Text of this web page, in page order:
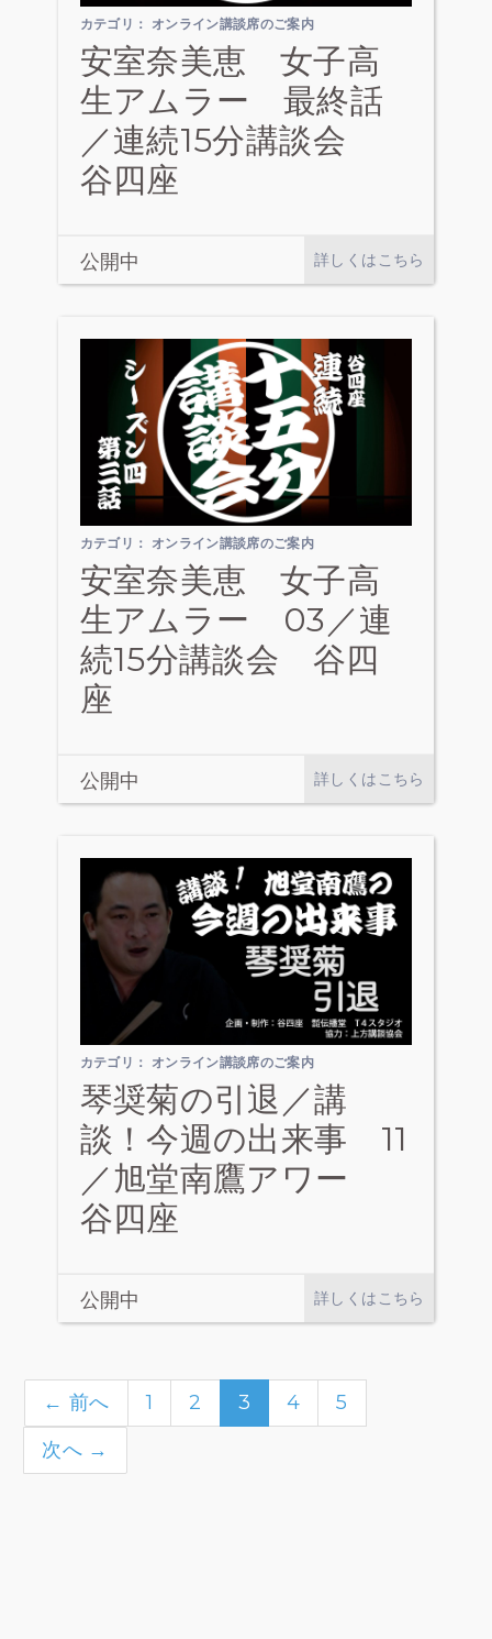
カテゴリ： オンライン講談席のご案内
安室奈美恵 女子高
生アムラー 最終話
／連続15分講談会
谷四座
公開中 詳しくはこちら
カテゴリ： オンライン講談席のご案内
安室奈美恵 女子高
生アムラー 03／連
続15分講談会 谷四
座
公開中 詳しくはこちら
カテゴリ： オンライン講談席のご案内
琴奨菊の引退／講
談！今週の出来事 11
／旭堂南鷹アワー
谷四座
公開中 詳しくはこちら
← 前へ 1 2 3 4
5
次へ →